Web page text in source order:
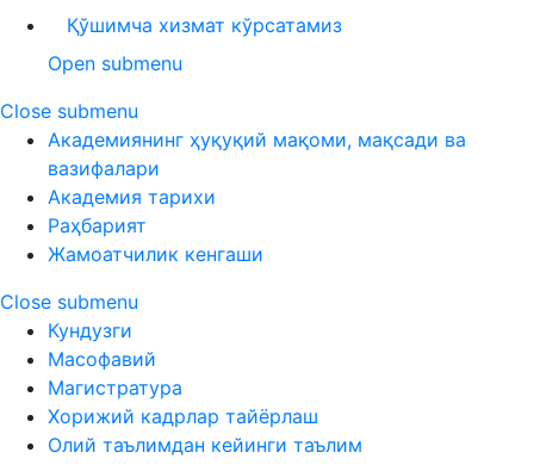
Қўшимча хизмат кўрсатамиз
Open submenu
Close submenu
Академиянинг ҳуқуқий мақоми, мақсади ва
вазифалари
Академия тарихи
Раҳбарият
Жамоатчилик кенгаши
Close submenu
Кундузги
Масофавий
Магистратура
Хорижий кадрлар тайёрлаш
Олий таълимдан кейинги таълим